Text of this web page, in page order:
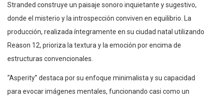
Stranded construye un paisaje sonoro inquietante y sugestivo,
donde el misterio y la introspección conviven en equilibrio. La
producción, realizada íntegramente en su ciudad natal utilizando
Reason 12, prioriza la textura y la emoción por encima de
estructuras convencionales.
“Asperity” destaca por su enfoque minimalista y su capacidad
para evocar imágenes mentales, funcionando casi como un